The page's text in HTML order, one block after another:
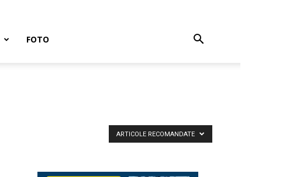
FOTO
ARTICOLE RECOMANDATE